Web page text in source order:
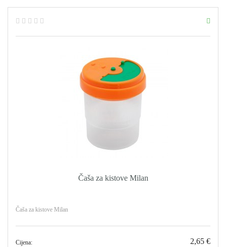
Čaša za kistove Milan
Čaša za kistove Milan
Cijena: 2,65 €